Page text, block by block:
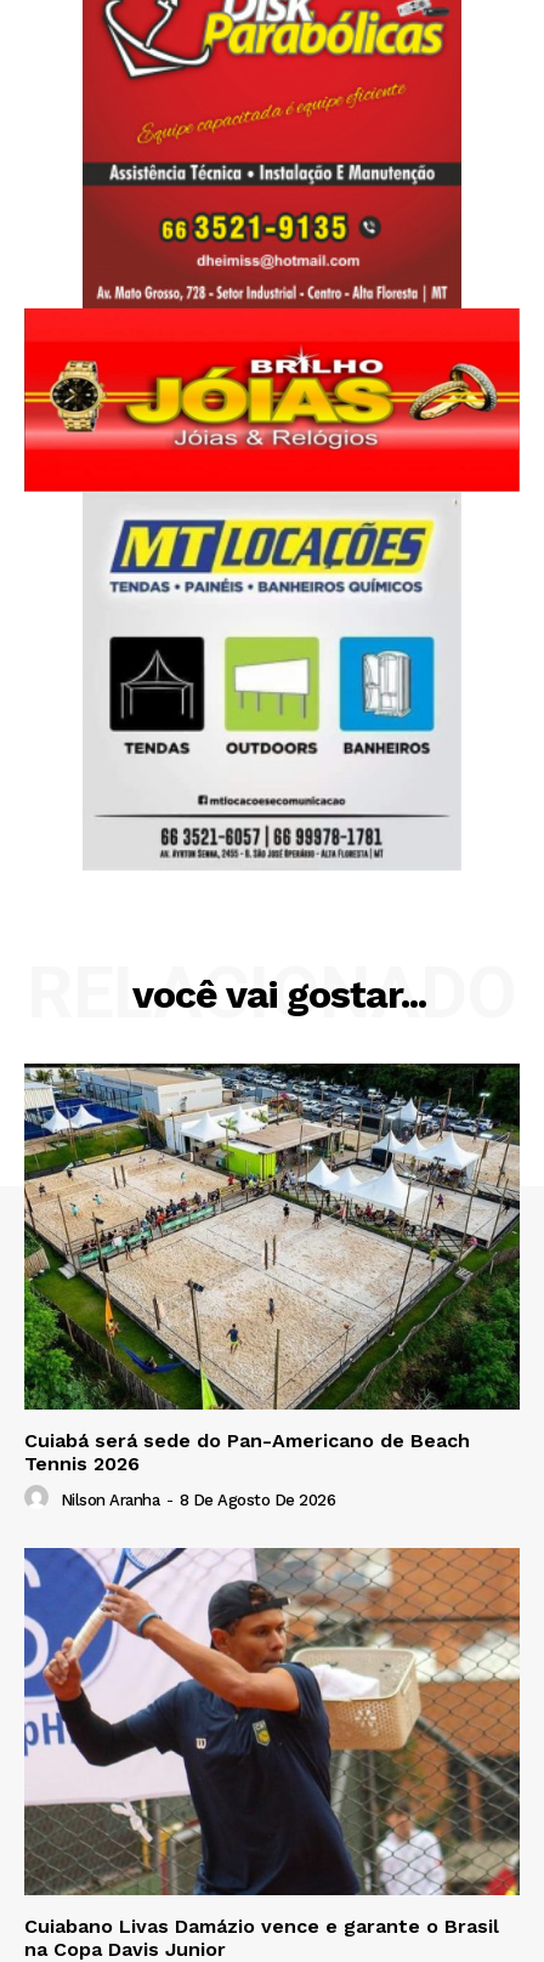
você vai gostar...
RELACIONADO
Cuiabá será sede do Pan-Americano de Beach
Tennis 2026
Nilson Aranha - 8 De Agosto De 2026
Cuiabano Livas Damázio vence e garante o Brasil
na Copa Davis Junior